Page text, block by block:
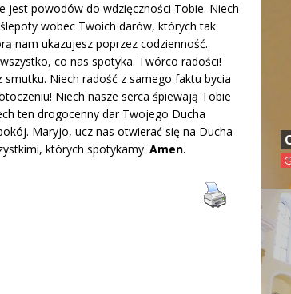
jest powodów do wdzięczności Tobie. Niech
wobec Twoich darów, których tak
nam ukazujesz poprzez codzienność.
co nas spotyka. Twórco radości!
Niech radość z samego faktu bycia
Niech nasze serca śpiewają Tobie
ten drogocenny dar Twojego Ducha
Maryjo, ucz nas otwierać się na Ducha
których spotykamy. Amen.